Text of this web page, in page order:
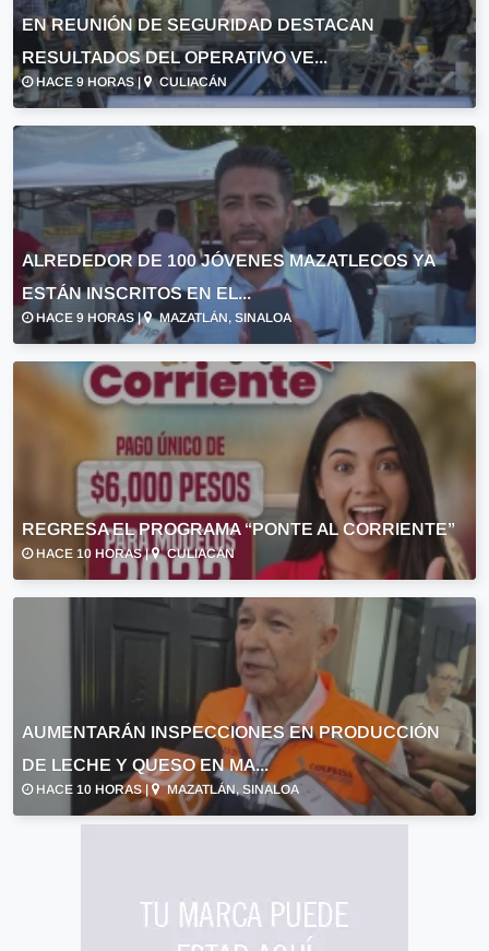
EN REUNIÓN DE SEGURIDAD DESTACAN
RESULTADOS DEL OPERATIVO VE...
HACE 9 HORAS | CULIACÁN
ALREDEDOR DE 100 JÓVENES MAZATLECOS YA
ESTÁN INSCRITOS EN EL...
HACE 9 HORAS | MAZATLÁN, SINALOA
REGRESA EL PROGRAMA “PONTE AL CORRIENTE”
HACE 10 HORAS | CULIACÁN
AUMENTARÁN INSPECCIONES EN PRODUCCIÓN
DE LECHE Y QUESO EN MA...
HACE 10 HORAS | MAZATLÁN, SINALOA